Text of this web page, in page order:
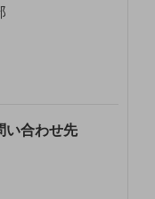
い合わせ先